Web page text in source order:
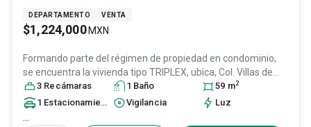
DEPARTAMENTO VENTA
$1,224,000 MXN
Formando parte del régimen de propiedad en condominio,
se encuentra la vivienda tipo TRIPLEX, ubica, Col. Villas de
San José,Tultitlán , México, México , C.P. 54910, ID:
3 Recámaras 1 Baño 59 m2
1 Estacionamiento Vigilancia Luz
...